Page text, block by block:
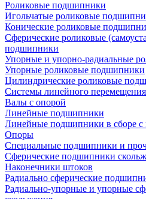
Роликовые подшипники
Игольчатые роликовые
Конические роликовые
Сферические роликовые
подшипники
Упорные и упорно-радиальные
Упорные роликовые подшипники
Цилиндрические роликовые
Системы линейного перемещения
Валы с опорой
Линейные подшипники
Линейные подшипники в сборе с
Опоры
Специальные подшипники и
Сферические подшипники
Наконечники штоков
Радиально сферические
Радиально-упорные и упорные